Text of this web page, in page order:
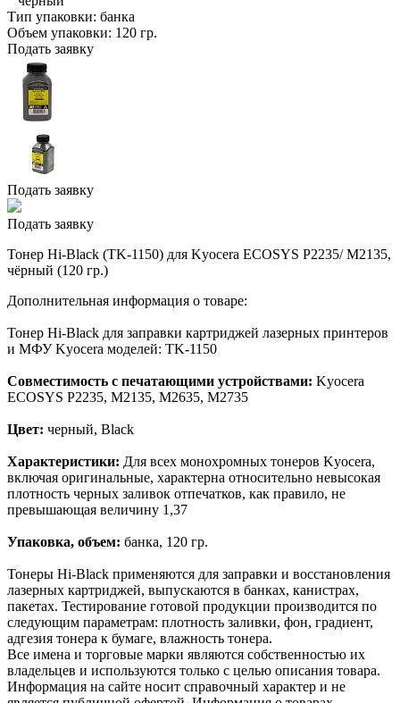
Тип упаковки: банка
Объем упаковки: 120 гр.
Подать заявку
Подать заявку
Подать заявку
Тонер Hi-Black (TK-1150) для Kyocera ECOSYS P2235/ M2135,
чёрный (120 гр.)
Дополнительная информация о товаре:
Тонер Hi-Black для заправки картриджей лазерных принтеров
и МФУ Kyocera моделей: TK-1150
Совместимость с печатающими устройствами: Kyocera
ECOSYS P2235, M2135, M2635, M2735
Цвет: черный, Black
Характеристики: Для всех монохромных тонеров Kyocera,
включая оригинальные, характерна относительно невысокая
плотность черных заливок отпечатков, как правило, не
превышающая величину 1,37
Упаковка, объем: банка, 120 гр.
Тонеры Hi-Black применяются для заправки и восстановления
лазерных картриджей, выпускаются в банках, канистрах,
пакетах. Тестирование готовой продукции производится по
следующим параметрам: плотность заливки, фон, градиент,
адгезия тонера к бумаге, влажность тонера.
Все имена и торговые марки являются собственностью их
владельцев и используются только с целью описания товара.
Информация на сайте носит справочный характер и не